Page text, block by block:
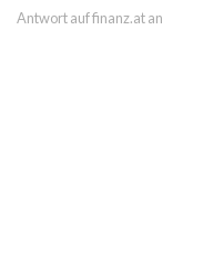
Antwort auf finanz.at an